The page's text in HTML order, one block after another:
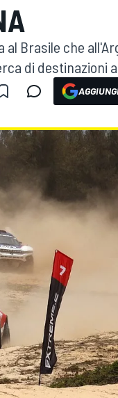
Brasile che
di destinazioni